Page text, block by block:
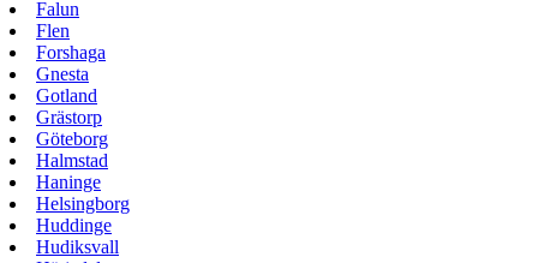
Falun
Flen
Forshaga
Gnesta
Gotland
Grästorp
Göteborg
Halmstad
Haninge
Helsingborg
Huddinge
Hudiksvall